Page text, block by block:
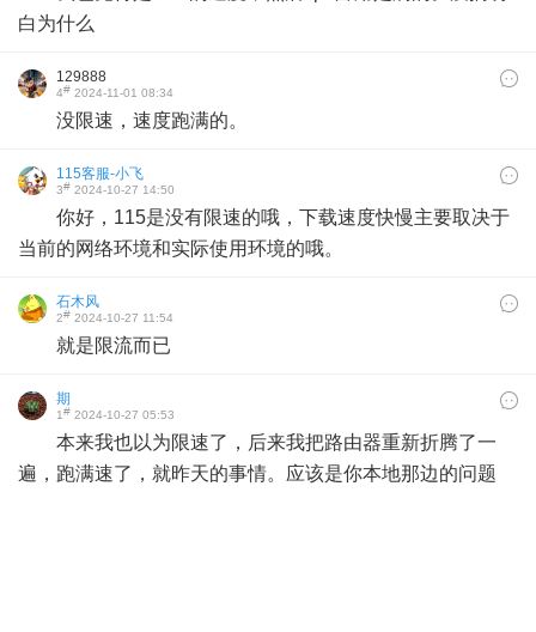
白为什么
129888
4# 2024-11-01 08:34
没限速，速度跑满的。
115客服-小飞
3# 2024-10-27 14:50
你好，115是没有限速的哦，下载速度快慢主要取决于
当前的网络环境和实际使用环境的哦。
石木风
2# 2024-10-27 11:54
就是限流而已
期
1# 2024-10-27 05:53
本来我也以为限速了，后来我把路由器重新折腾了一
遍，跑满速了，就昨天的事情。应该是你本地那边的问题